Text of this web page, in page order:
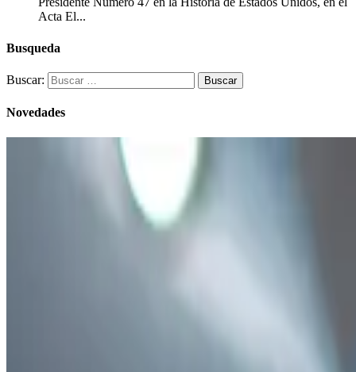
Acta El...
Busqueda
Buscar:
Novedades